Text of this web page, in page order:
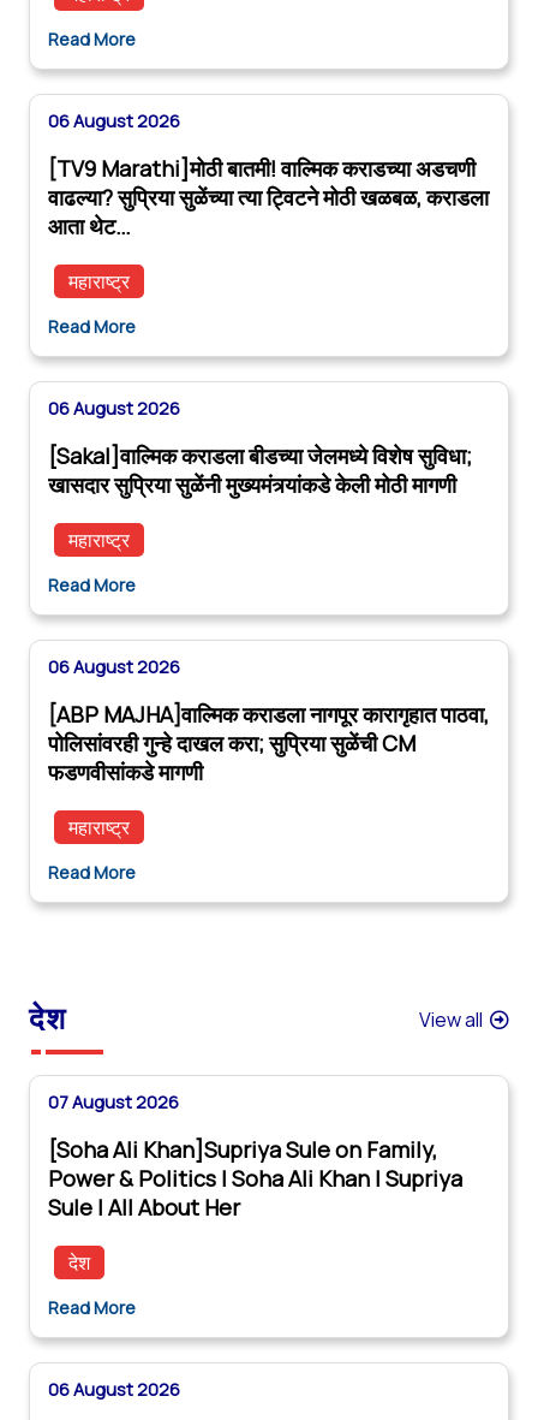
Read More
06 August 2026
[TV9 Marathi]मोठी बातमी! वाल्मिक कराडच्या अडचणी
वाढल्या? सुप्रिया सुळेंच्या त्या ट्विटने मोठी खळबळ, कराडला
आता थेट…
महाराष्ट्र
Read More
06 August 2026
[Sakal]वाल्मिक कराडला बीडच्या जेलमध्ये विशेष सुविधा;
खासदार सुप्रिया सुळेंनी मुख्यमंत्र्यांकडे केली मोठी मागणी
महाराष्ट्र
Read More
06 August 2026
[ABP MAJHA]वाल्मिक कराडला नागपूर कारागृहात पाठवा,
पोलिसांवरही गुन्हे दाखल करा; सुप्रिया सुळेंची CM
फडणवीसांकडे मागणी
महाराष्ट्र
Read More
देश View all
07 August 2026
[Soha Ali Khan]Supriya Sule on Family,
Power & Politics | Soha Ali Khan | Supriya
Sule | All About Her
देश
Read More
06 August 2026